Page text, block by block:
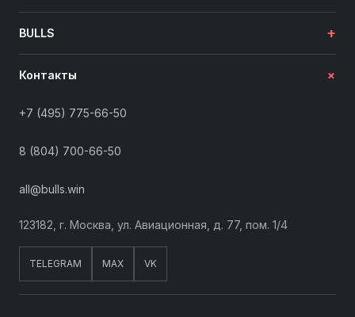
BULLS +
Контакты +
+7 (495) 775-66-50
8 (804) 700-66-50
all@bulls.win
123182, г. Москва, ул. Авиационная, д. 77, пом. 1/4
TELEGRAM MAX VK